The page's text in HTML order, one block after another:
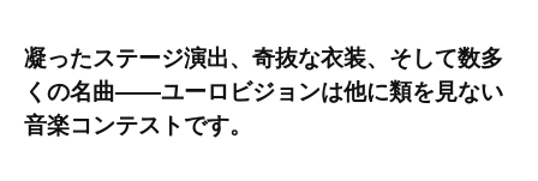
i
g
a
の
コ
メ
凝ったステージ演出、奇抜な衣装、そして数多
くの名曲――ユーロビジョンは他に類を見ない
音楽コンテストです。